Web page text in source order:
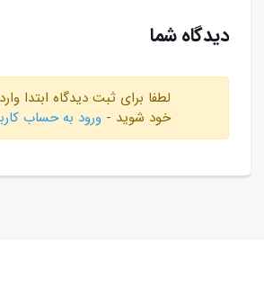
دیدگاه شما
لطفا برای ثبت دیدگاه ابتدا
خود شوید - ورود به حساب